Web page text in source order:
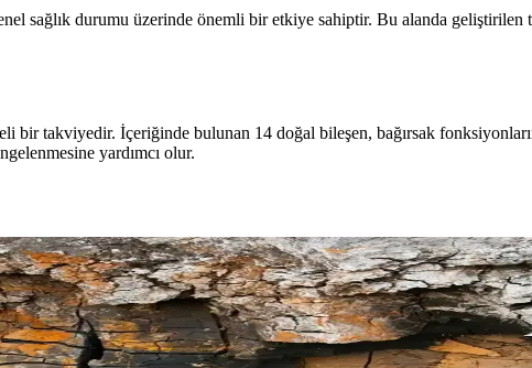
sağlık durumu üzerinde önemli bir etkiye sahiptir. Bu alanda
bir takviyedir. İçeriğinde bulunan 14 doğal bileşen, bağırsak
yardımcı olur.
Ürünü
kolaylaştırır, bağırsak iltihaplarını azaltır ve mikrobiyom
Takviye Ürünü Özellikleri ve Kullanıcı Yorumları